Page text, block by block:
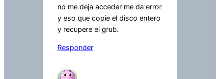
no me deja acceder me da error
y eso que copie el disco entero
y recupere el grub.
Responder